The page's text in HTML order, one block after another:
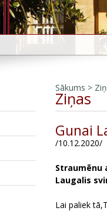
Sākums >
Ziņas
Gunai
/10.12.2020/
Straumēnu
Laugalis
Lai paliek